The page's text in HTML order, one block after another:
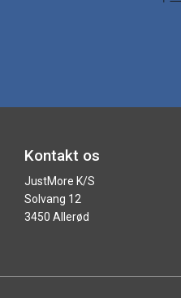
Kontakt os
JustMore K/S
Solvang 12
3450 Allerød